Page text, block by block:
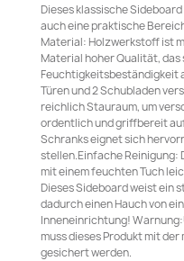
Dieses klassische
auch eine praktische
Material: Holzwerkstoff ist
Material hoher Qualität,
Feuchtigkeitsbeständigkeit
Türen und 2 Schubladen
reichlich Stauraum, um
ordentlich und griffbereit
Schranks eignet sich
stellen.Einfache Reinigung:
mit einem feuchten Tuch
Dieses Sideboard weist ein
dadurch einen Hauch von
Inneneinrichtung!
muss dieses Produkt mit
gesichert werden.